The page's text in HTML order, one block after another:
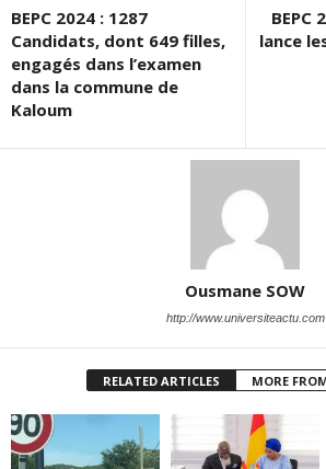
BEPC 2024 : 1287
Candidats, dont 649 filles,
engagés dans l’examen
dans la commune de
Kaloum
BEPC
lance
Ousmane SOW
http://www.universiteactu.com
RELATED ARTICLES MORE